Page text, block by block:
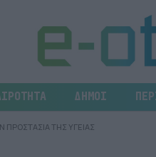
ΔΗΜΟΙ
ΠΡΟΣΤΑΣΙΑ ΤΗΣ ΥΓΕΙΑΣ